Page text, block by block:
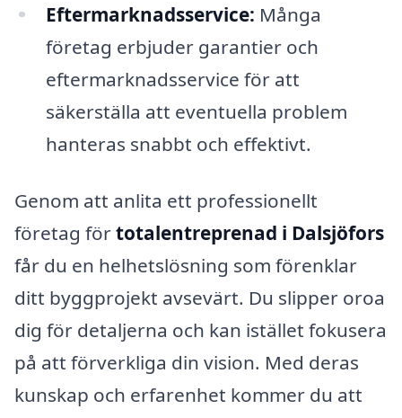
Eftermarknadsservice: Många
företag erbjuder garantier och
eftermarknadsservice för att
säkerställa att eventuella problem
hanteras snabbt och effektivt.
Genom att anlita ett professionellt
företag förtotalentreprenad i Dalsjöfors
får du en helhetslösning som förenklar
ditt byggprojekt avsevärt. Du slipper oroa
dig för detaljerna och kan istället fokusera
på att förverkliga din vision. Med deras
kunskap och erfarenhet kommer du att